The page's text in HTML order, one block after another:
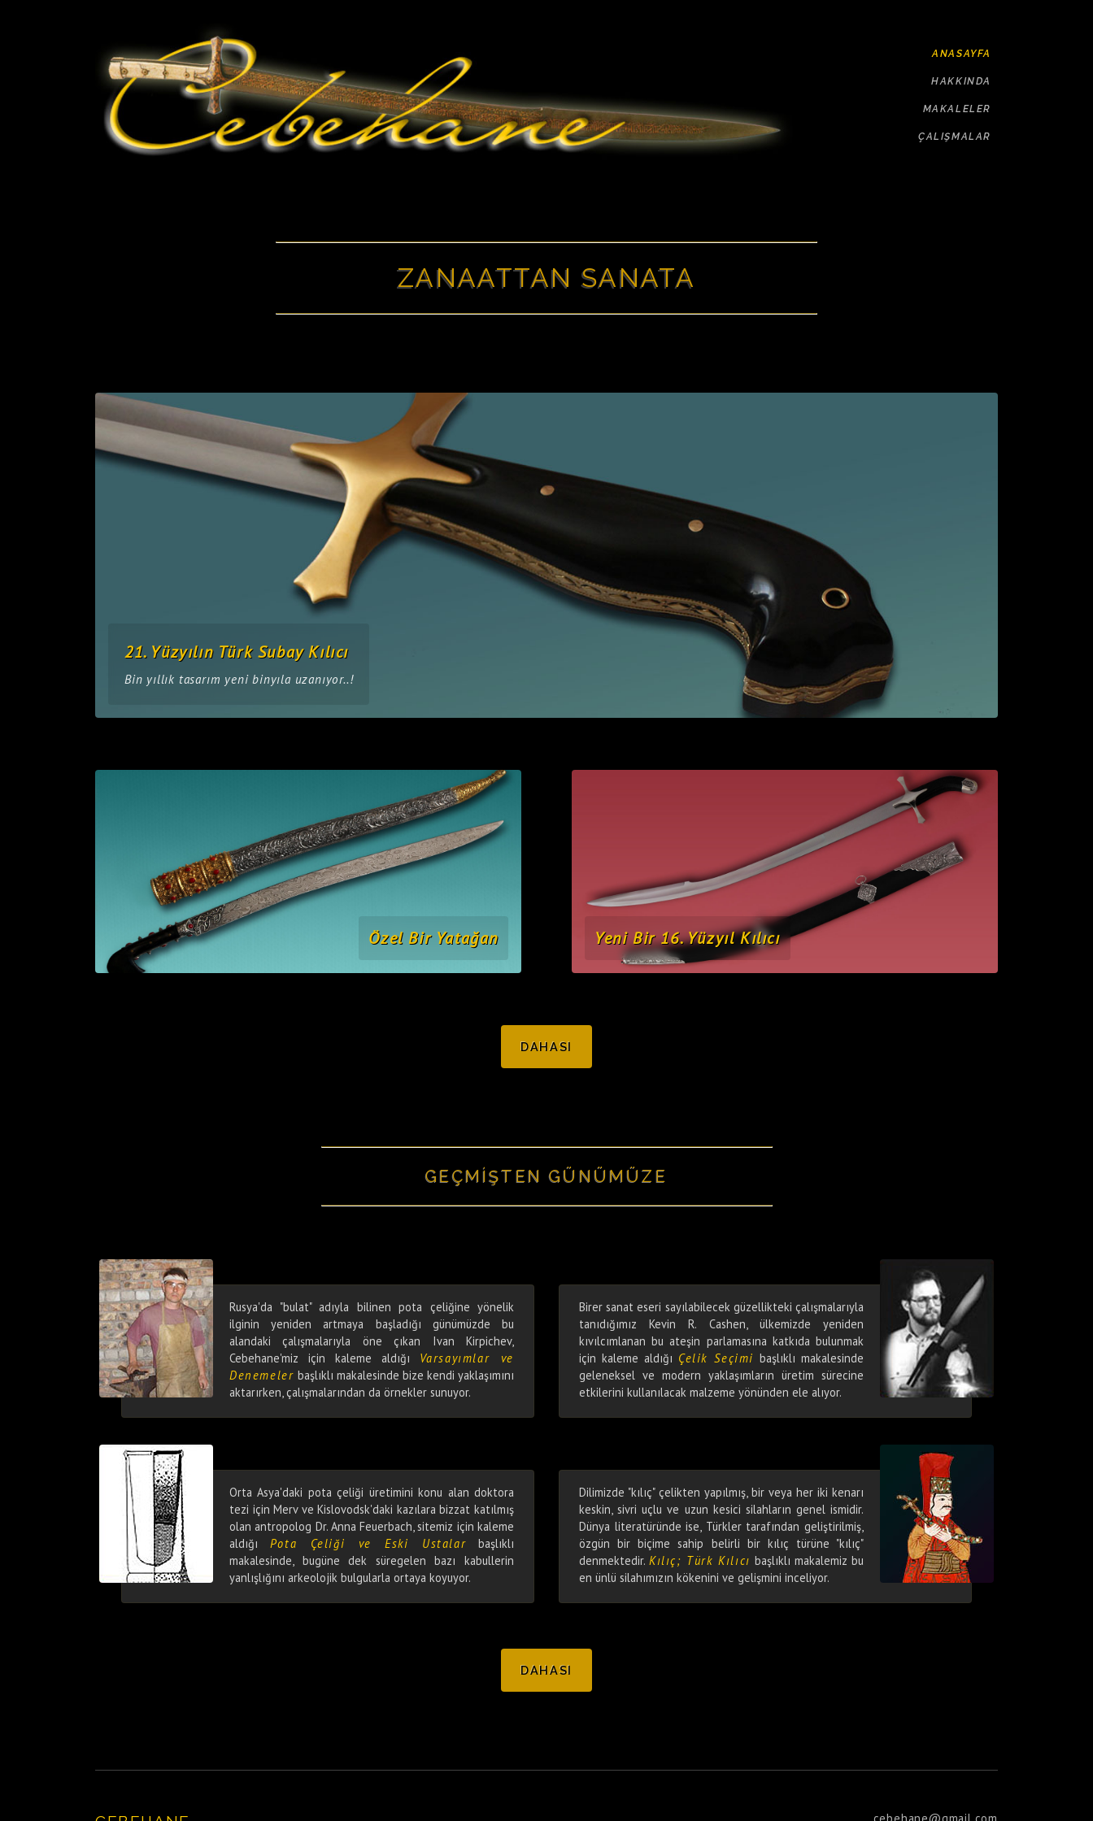
ANASAYFA
HAKKINDA
MAKALELER
ÇALIŞMALAR
ZANAATTAN SANATA
21. Yüzyılın Türk Subay Kılıcı
Bin yıllık tasarım yeni binyıla uzanıyor..!
Özel Bir Yatağan Yeni Bir 16. Yüzyıl Kılıcı
DAHASI
GEÇMİŞTEN GÜNÜMÜZE
Rusya'da "bulat" adıyla bilinen pota çeliğine yönelik
ilginin yeniden artmaya başladığı günümüzde bu
alandaki çalışmalarıyla öne çıkan Ivan Kirpichev,
Cebehane'miz için kaleme aldığı Varsayımlar ve
Denemeler başlıklı makalesinde bize kendi yaklaşımını
aktarırken, çalışmalarından da örnekler sunuyor.
Birer sanat eseri sayılabilecek güzellikteki çalışmalarıyla
tanıdığımız Kevin R. Cashen, ülkemizde yeniden
kıvılcımlanan bu ateşin parlamasına katkıda bulunmak
için kaleme aldığı Çelik Seçimi başlıklı makalesinde
geleneksel ve modern yaklaşımların üretim sürecine
etkilerini kullanılacak malzeme yönünden ele alıyor.
Orta Asya'daki pota çeliği üretimini konu alan doktora
tezi için Merv ve Kislovodsk'daki kazılara bizzat katılmış
olan antropolog Dr. Anna Feuerbach, sitemiz için kaleme
aldığı Pota Çeliği ve Eski Ustalar başlıklı
makalesinde, bugüne dek süregelen bazı kabullerin
yanlışlığını arkeolojik bulgularla ortaya koyuyor.
Dilimizde "kılıç" çelikten yapılmış, bir veya her iki kenarı
keskin, sivri uçlu ve uzun kesici silahların genel ismidir.
Dünya literatüründe ise, Türkler tarafından geliştirilmiş,
özgün bir biçime sahip belirli bir kılıç türüne "kılıç"
denmektedir.Kılıç; Türk Kılıcı başlıklı makalemiz bu
en ünlü silahımızın kökenini ve gelişmini inceliyor.
DAHASI